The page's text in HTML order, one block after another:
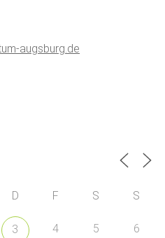
augsburg.de
D F S S
3 4 5 6